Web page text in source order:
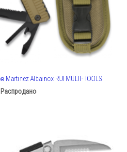
Martinez Albainox RUI MULTI-TOOLS
Распродано